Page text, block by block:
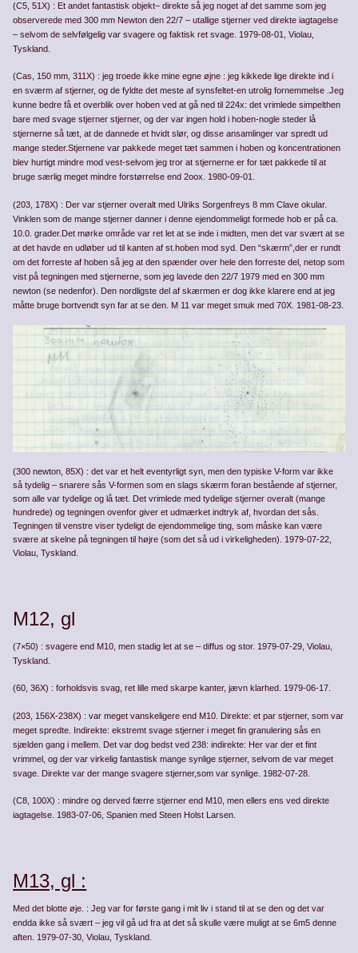
(C5, 51X) : Et andet fantastisk objekt– direkte så jeg noget af det samme som jeg
observerede med 300 mm Newton den 22/7 – utallige stjerner ved direkte iagtagelse
– selvom de selvfølgelig var svagere og faktisk ret svage. 1979-08-01, Violau,
Tyskland.
(Cas, 150 mm, 311X) : jeg troede ikke mine egne øjne : jeg kikkede lige direkte ind i
en sværm af stjerner, og de fyldte det meste af synsfeltet-en utrolig fornem­melse .Jeg
kunne bedre få et overblik over hoben ved at gå ned til 224x: det vrimlede simpelthen
bare med svage stjerner stjerner, og der var ingen hold i hoben-nogle steder lå
stjernerne så tæt, at de dannede et hvidt slør, og disse ansamlinger var spredt ud
mange steder.Stjernene var pakkede meget tæt sammen i hoben og koncentratio­nen
blev hurtigt mindre mod vest-selvom jeg tror at stjernerne er for tæt pakkede til at
bruge særlig meget mindre forstørrelse end 2oox. 1980-09-01.
(203, 178X) : Der var stjerner overalt med Ulriks Sorgenfreys 8 mm Clave okular.
Vinklen som de mange stjerner danner i denne ejendommeligt formede hob er på ca.
10.0. grader.Det mørke område var ret let at se inde i midten, men det var svært at se
at det havde en udløber ud til kanten af st.­hoben mod syd. Den “skærm”,der er rundt
om det forreste af hoben så jeg at den spænder over hele den forreste del, netop som
vist på tegningen med stjernerne, som jeg lavede den 22/7 1979 med en 300 mm
newton (se nedenfor). Den nordligste del af skærmen er dog ikke klarere end at jeg
måtte bruge bortvendt syn far at se den. M 11 var meget smuk med 70X. 1981-08-23.
(300 newton, 85X) : det var et helt eventyrligt syn, men den typiske V-form var ikke
så tydelig – snarere sås V-formen som en slags skærm foran bestående af stjerner,
som alle var tydelige og lå tæt. Det vrimlede med tydelige stjerner overalt (mange
hundrede) og tegningen ovenfor giver et udmærket indtryk af, hvordan det sås.
Tegningen til venstre viser tydeligt de ejendommelige ting, som måske kan være
svære at skelne på tegningen til højre (som det så ud i virkeligheden). 1979-07-22,
Violau, Tyskland.
M12, gl
(7×50) : svagere end M10, men stadig let at se – diffus og stor. 1979-07-29, Violau,
Tyskland.
(60, 36X) : forholdsvis svag, ret lille med skarpe kanter, jævn klarhed. 1979-06-17.
(203, 156X-238X) : var meget vanskeligere end M10. Direkte: et par stjerner, som var
meget spredte. Indirekte: ekstremt svage stjerner i meget fin granulering sås en
sjælden gang i mellem. Det var dog bedst ved 238: indirekte: Her var der et fint
vrimmel, og der var virkelig fantastisk mange synlige stjerner, selvom de var meget
svage. Direkte var der mange svagere stjerner,som var synlige. 1982-07-28.
(C8, 100X) : mindre og derved færre stjerner end M10, men ellers ens ved direkte
iagtagelse. 1983-07-06, Spanien med Steen Holst Larsen.
M13, gl :
Med det blotte øje. : Jeg var for første gang i mit liv i stand til at se den og det var
endda ikke så svært – jeg vil gå ud fra at det så skulle være muligt at se 6m5 denne
aften. 1979-07-30, Violau, Tyskland.